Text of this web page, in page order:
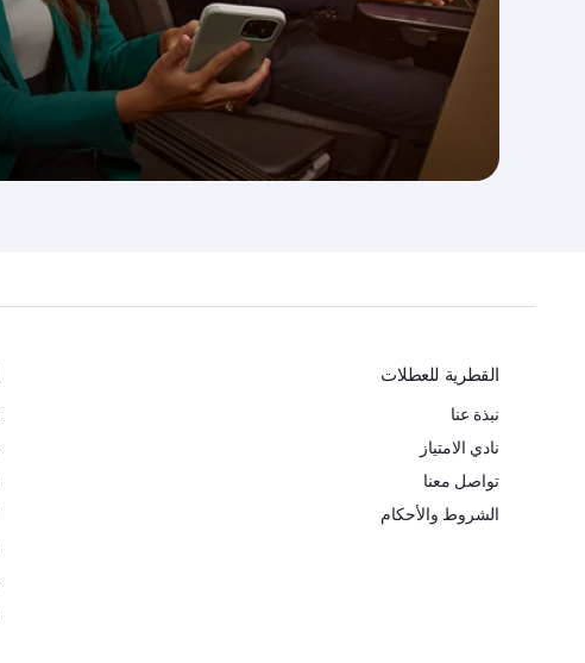
القطرية للعطلات
نبذة عنا
نادي الامتياز
تواصل معنا
الشروط والأحكام